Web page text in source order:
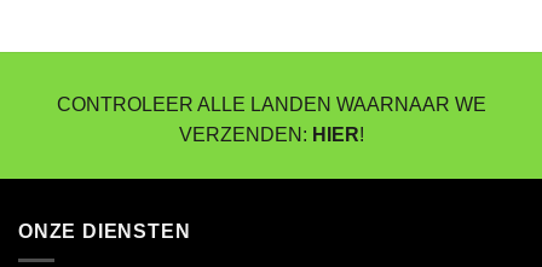
CONTROLEER ALLE LANDEN WAARNAAR WE
VERZENDEN: HIER!
ONZE DIENSTEN